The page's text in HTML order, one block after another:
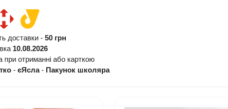
доставки - 50 грн
10.08.2026
при отриманні або карткою
- єЯсла- Пакунок школяра